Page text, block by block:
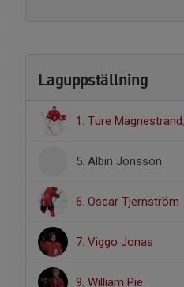
Laguppställning
1. Ture Magnestrand
5. Albin Jonsson
6. Oscar Tjernström
7. Viggo Jonas
9. William Pie